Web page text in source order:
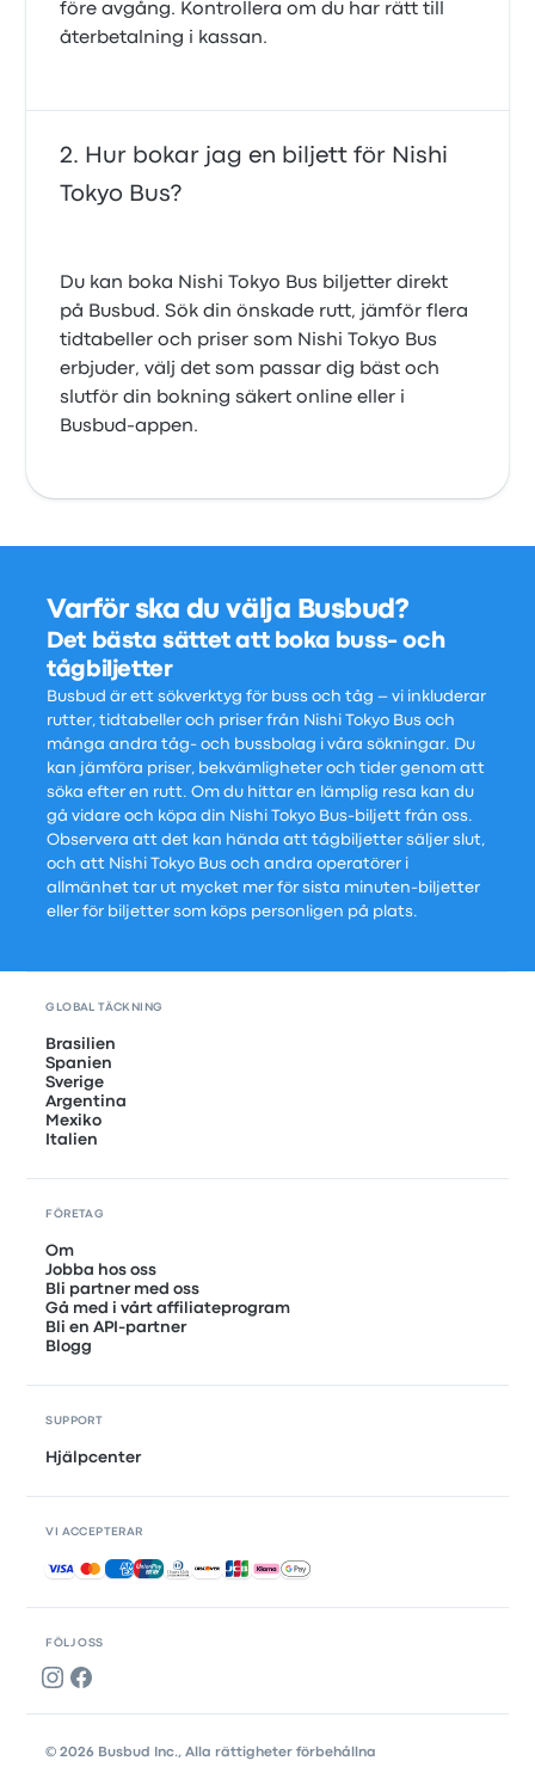
före avgång. Kontrollera om du har rätt till
återbetalning i kassan.
Hur bokar jag en biljett för Nishi
Tokyo Bus?
Du kan boka Nishi Tokyo Bus biljetter direkt
på Busbud. Sök din önskade rutt, jämför flera
tidtabeller och priser som Nishi Tokyo Bus
erbjuder, välj det som passar dig bäst och
slutför din bokning säkert online eller i
Busbud-appen.
Varför ska du välja Busbud?
Det bästa sättet att boka buss- och
tågbiljetter
Busbud är ett sökverktyg för buss och tåg – vi inkluderar
rutter, tidtabeller och priser från Nishi Tokyo Bus och
många andra tåg- och bussbolag i våra sökningar. Du
kan jämföra priser, bekvämligheter och tider genom att
söka efter en rutt. Om du hittar en lämplig resa kan du
gå vidare och köpa din Nishi Tokyo Bus-biljett från oss.
Observera att det kan hända att tågbiljetter säljer slut,
och att Nishi Tokyo Bus och andra operatörer i
allmänhet tar ut mycket mer för sista minuten-biljetter
eller för biljetter som köps personligen på plats.
FÖLJ OSS
GLOBAL TÄCKNING
Brasilien
Spanien
Sverige
Argentina
Mexiko
Italien
FÖRETAG
Om
Jobba hos oss
Bli partner med oss
Gå med i vårt affiliateprogram
Bli en API-partner
Blogg
SUPPORT
Hjälpcenter
VI ACCEPTERAR
Accepterade betalningar
© 2026 Busbud Inc., Alla rättigheter förbehållna